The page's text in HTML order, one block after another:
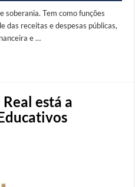
soberania. Tem como funções
das receitas e despesas públicas,
e …
está a